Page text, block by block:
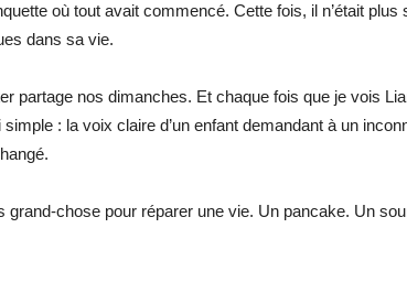
où tout avait commencé. Cette fois, il n’était
dans sa vie.
partage nos dimanches. Et chaque fois que je vois
: la voix claire d’un enfant demandant à un
grand-chose pour réparer une vie. Un pancake. Un